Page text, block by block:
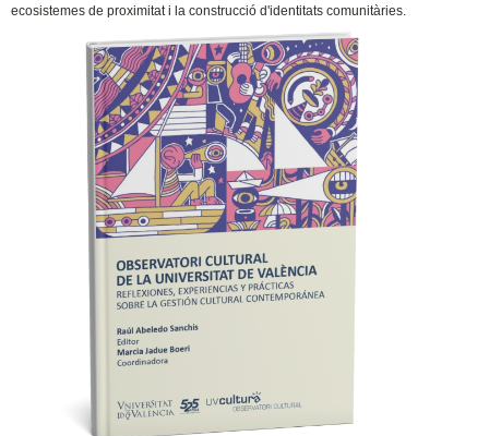
ecosistemes de proximitat i la construcció d'identitats comunitàries.